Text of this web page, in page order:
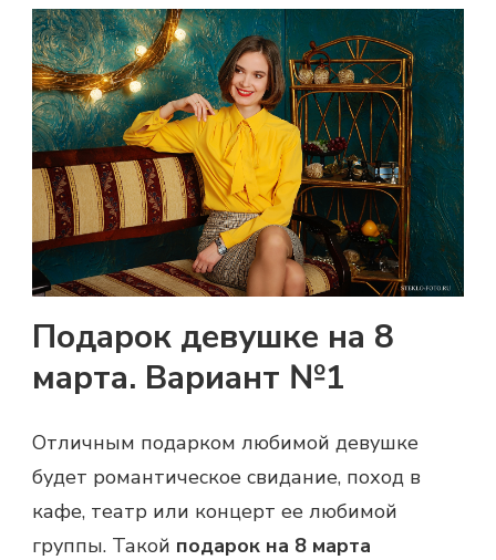
Подарок девушке на 8
марта. Вариант №1
Отличным подарком любимой девушке
будет романтическое свидание, поход в
кафе, театр или концерт ее любимой
группы. Такой подарок на 8 марта